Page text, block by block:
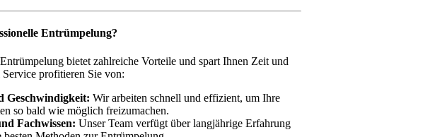
Entrümpelung?
bietet zahlreiche Vorteile und spart Ihnen Zeit und
profitieren Sie von:
Geschwindigkeit: Wir arbeiten schnell und effizient, um Ihre
so bald wie möglich freizumachen.
Fachwissen: Unser Team verfügt über langjährige Erfahrung